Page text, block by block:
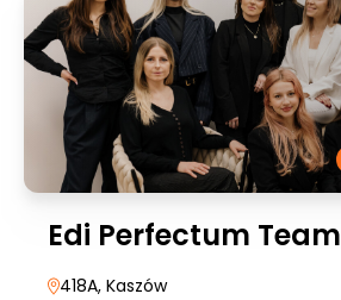
Edi Perfectum Team
418A, Kaszów